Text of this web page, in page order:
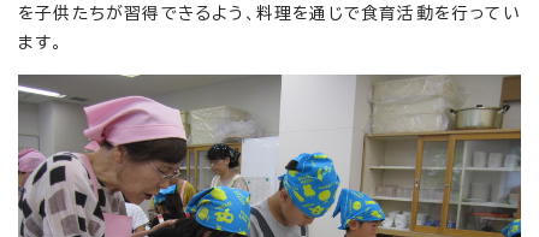
を子供たちが習得できるよう、料理を通じで食育活動を行ってい
ます。